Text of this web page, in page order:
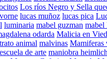
Los ríos Negro y Sella
lucas muñoz lucas pica
luminaria mabel guzman mabel
odarda Malicia en
animal malvinas Mamiferas
de arte maniobra heimlich